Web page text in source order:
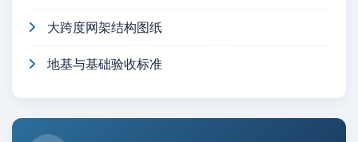
大跨度网架结构图纸
地基与基础验收标准